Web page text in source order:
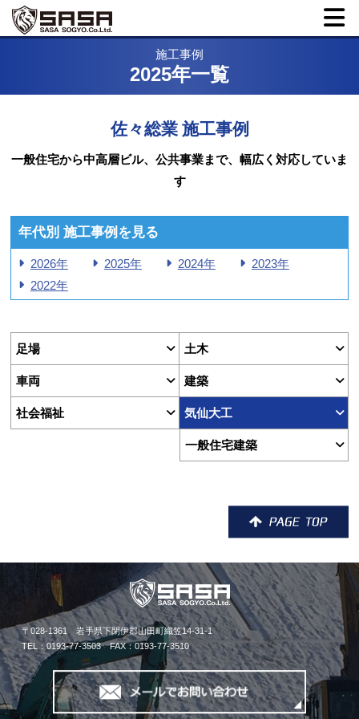
施工事例
2025年一覧
佐々総業 施工事例
一般住宅から中高層ビル、公共事業まで、幅広く対応していま
す
年代別 施工事例を見る
2026年 2025年 2024年
2023年
2022年
足場 土木
車両 建築
社会福祉 気仙大工
一般住宅建築
〒028-1361 岩手県下閉伊郡山田町織笠14-31-1
TEL：0193-77-3503 FAX：0193-77-3510